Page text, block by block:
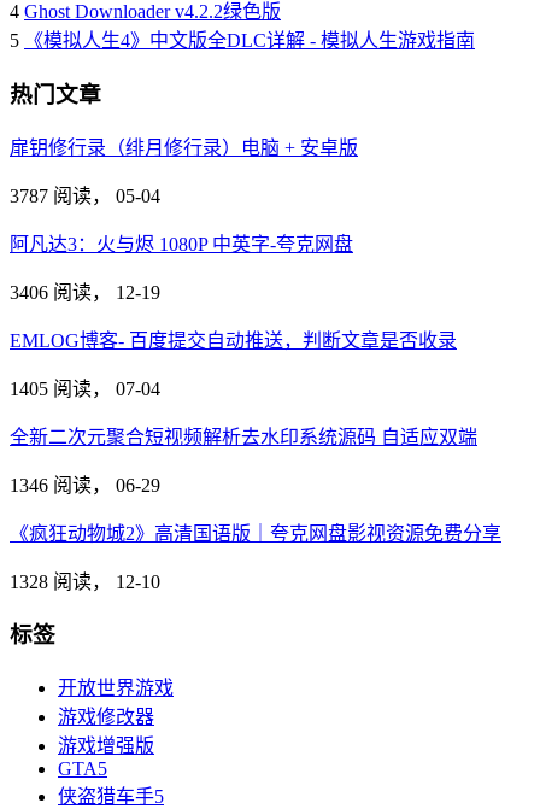
4 Ghost Downloader v4.2.2绿色版
5
《模拟人生4》中文版全DLC详解 - 模拟人生游戏指南
热门文章
扉钥修行录（绯月修行录）电脑 + 安卓版
3787 阅读， 05-04
阿凡达3：火与烬 1080P 中英字-夸克网盘
3406 阅读， 12-19
EMLOG博客- 百度提交自动推送，判断文章是否收录
1405 阅读， 07-04
全新二次元聚合短视频解析去水印系统源码 自适应双端
1346 阅读， 06-29
《疯狂动物城2》高清国语版｜夸克网盘影视资源免费分享
1328 阅读， 12-10
标签
开放世界游戏
游戏修改器
游戏增强版
GTA5
侠盗猎车手5